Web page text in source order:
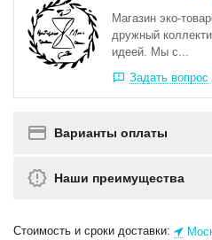
Магазин эко-
дружный
идеей. Мы с...
Задать вопрос
Варианты оплаты
Наши преимущества
Стоимость и сроки доставки: